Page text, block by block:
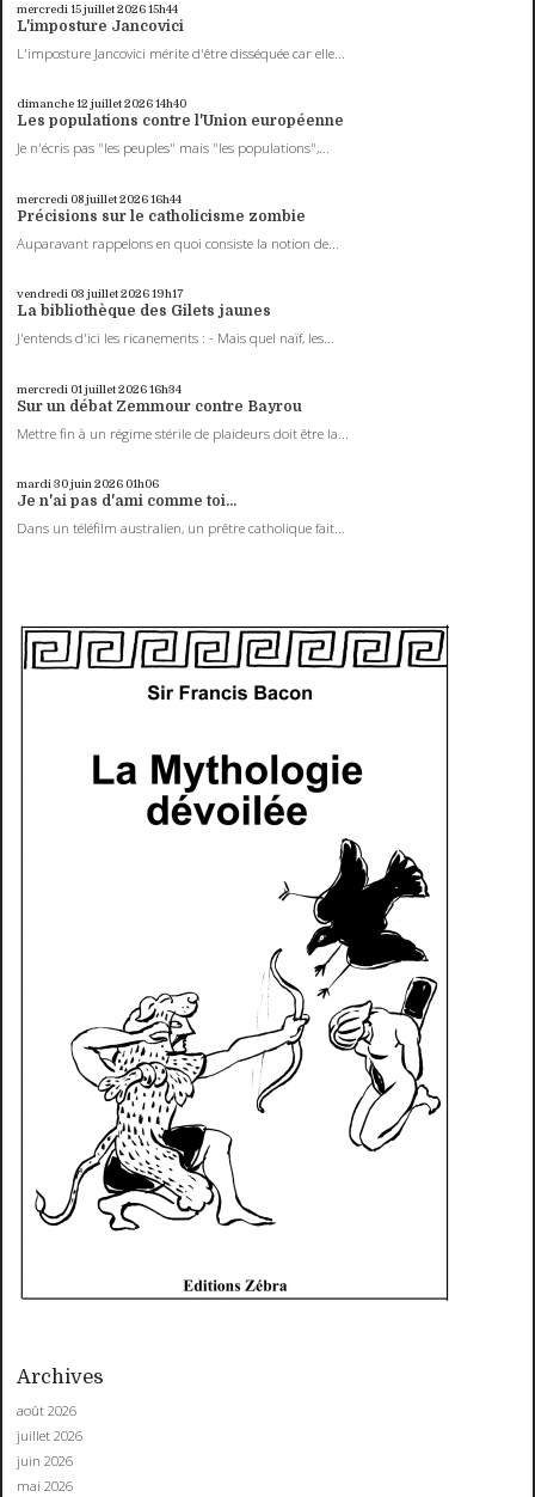
mercredi 15juillet 202615h44
L'imposture Jancovici
L'imposture Jancovici mérite d'être disséquée car elle...
dimanche 12 juillet 202614h40
Les populations contre l'Union européenne
Je n'écris pas "les peuples" mais "les populations",...
mercredi 08juillet 202616h44
Précisions sur le catholicisme zombie
Auparavant rappelons en quoi consiste la notion de...
vendredi 03 juillet 202619h17
La bibliothèque des Gilets jaunes
J'entends d'ici les ricanements : - Mais quel naïf, les...
mercredi 01 juillet 202616h34
Sur un débat Zemmour contre Bayrou
Mettre fin à un régime stérile de plaideurs doit être la...
mardi 30juin 2026 01h06
Je n'ai pas d'ami comme toi...
Dans un téléfilm australien, un prêtre catholique fait...
Archives
août 2026
juillet 2026
juin 2026
mai 2026